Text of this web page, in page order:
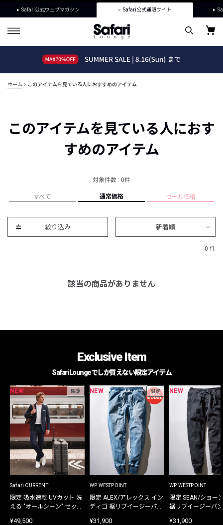
Safari公式ウェブマガジン Safari公式通販サイト
ホーム このアイテムを見ている人におすすめのアイテム
このアイテムを見ている人におす
すめのアイテム
対象件数 : 0件
すべて 通常価格 セール価格
絞り込み 新着順
0 件
該当の商品がありません
Exclusive Item
Safari Loungeでしか買えない限定アイテム
NEW 限定
Safari CURRENT
限定 吸水速乾 UVカット 洗
える "オールシーン" セット
¥49,500
NEW 限定
WP WESTPOINT
限定 ALEX/アレックス イン
ディゴ 裾リブイージーパン
¥31,900
NEW
WP WESTPOINT
限定 SEAN/ショー
裾リブイージーパ
¥31,900